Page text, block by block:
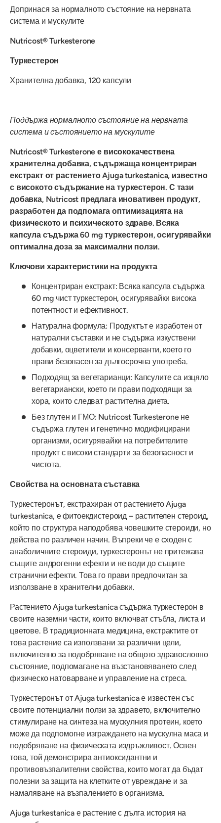
Допринася за нормалното състояние на нервната
система и мускулите
Nutricost® Turkesterone
Туркестерон
Хранителна добавка, 120 капсули
Поддържа нормалното състояние на нервната
система и състоянието на мускулите
Nutricost®Turkesterone е висококачествена
хранителна добавка, съдържаща концентриран
екстракт от растението Ajuga turkestanica, известно
с високото съдържание на туркестерон. С тази
добавка, Nutricost предлага иновативен продукт,
разработен да подпомага оптимизацията на
физическото и психическото здраве. Всяка
капсула съдържа 60 mg туркестерон, осигурявайки
оптимална доза за максимални ползи.
Ключови характеристики на продукта
Концентриран екстракт: Всяка капсула съдържа
60 mg чист туркестерон, осигурявайки висока
потентност и ефективност.
Натурална формула: Продуктът е изработен от
натурални съставки и не съдържа изкуствени
добавки, оцветители и консерванти, което го
прави безопасен за дългосрочна употреба.
Подходящ за вегетарианци: Капсулите са изцяло
вегетариански, което ги прави подходящи за
хора, които следват растителна диета.
Без глутен и ГМО: Nutricost Turkesterone не
съдържа глутен и генетично модифицирани
организми, осигурявайки на потребителите
продукт с високи стандарти за безопасност и
чистота.
Свойства на основната съставка
Туркестеронът, екстрахиран от растението Ajuga
turkestanica, е фитоекдистероид – растителен стероид,
който по структура наподобява човешките стероиди, но
действа по различен начин. Въпреки че е сходен с
анаболичните стероиди, туркестеронът не притежава
същите андрогенни ефекти и не води до същите
странични ефекти. Това го прави предпочитан за
използване в хранителни добавки.
Растението Ajuga turkestanica съдържа туркестерон в
своите наземни части, които включват стъбла, листа и
цветове. В традиционната медицина, екстрактите от
това растение са използвани за различни цели,
включително за подобряване на общото здравословно
състояние, подпомагане на възстановяването след
физическо натоварване и управление на стреса.
Туркестеронът от Ajuga turkestanica е известен със
своите потенциални ползи за здравето, включително
стимулиране на синтеза на мускулния протеин, което
може да подпомогне изграждането на мускулна маса и
подобряване на физическата издръжливост. Освен
това, той демонстрира антиоксидантни и
противовъзпалителни свойства, които могат да бъдат
полезни за защита на клетките от увреждане и за
намаляване на възпалението в организма.
Ajuga turkestanica е растение с дълга история на